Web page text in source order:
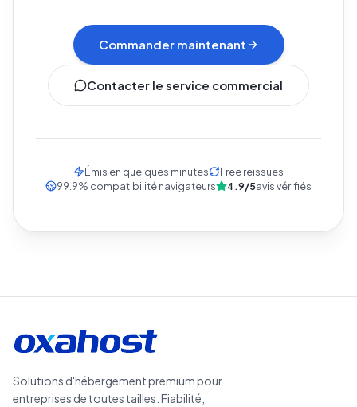
Commander maintenant
Contacter le service commercial
Émis en quelques minutes
Free reissues
99.9% compatibilité navigateurs 4.9/5avis vérifiés
Solutions d'hébergement premium pour
entreprises de toutes tailles. Fiabilité,